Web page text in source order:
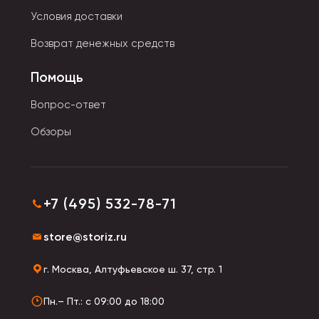
для нот. Экземпляры формата A4 удобны для
клетку или косую линию. Оформление обложек
зависит от направления дизайнерской мысли.
Условия доставки
Возврат денежных средств
Помощь
Вопрос-ответ
Обзоры
+7 (495) 532-78-71
store@storiz.ru
г. Москва, Алтуфьевское ш. 37, стр. 1
Пн.– Пт.: с 09:00 до 18:00